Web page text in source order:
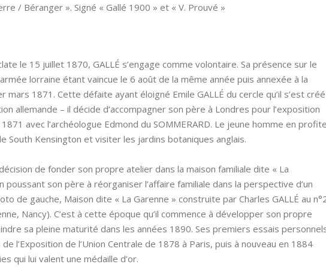
/ Béranger ». Signé « Gallé 1900 » et « V. Prouvé »
le 15 juillet 1870, GALLÉ s’engage comme volontaire. Sa présence sur le
lorraine étant vaincue le 6 août de la même année puis annexée à la
1871. Cette défaite ayant éloigné Emile GALLÉ du cercle qu’il s’est créé
allemande – il décide d’accompagner son père à Londres pour l’exposition
avec l’archéologue Edmond du SOMMERARD. Le jeune homme en
South Kensington et visiter les jardins botaniques anglais.
de fonder son propre atelier dans la maison familiale dite « La
poussant son père à réorganiser l’affaire familiale dans la perspective d’un
de gauche, Maison dite « La Garenne » construite par Charles GALLÉ au
Nancy). C’est à cette époque qu’il commence à développer son propre
sa pleine maturité dans les années 1890. Ses premiers essais
l’Exposition de l’Union Centrale de 1878 à Paris, puis à nouveau en 1884
qui lui valent une médaille d’or.